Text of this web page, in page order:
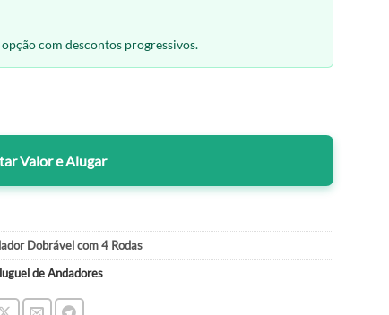
com descontos progressivos.
Valor e Alugar
Dobrável com 4 Rodas
de Andadores